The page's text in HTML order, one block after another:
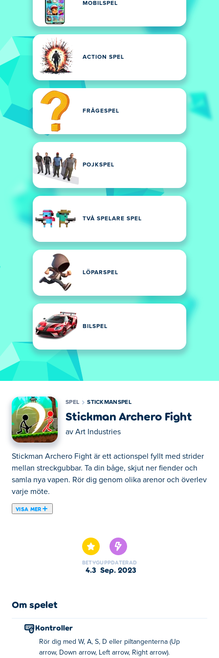
MOBILSPEL
ACTION SPEL
FRÅGESPEL
POJKSPEL
TVÅ SPELARE SPEL
LÖPARSPEL
BILSPEL
SPEL STICKMANSPEL
Stickman Archero Fight
av Art Industries
Stickman Archero Fight är ett actionspel fyllt med strider
mellan streckgubbar. Ta din båge, skjut ner fiender och
samla nya vapen. Rör dig genom olika arenor och överlev
varje möte.
VISA MER
för att erövra dina fiender med ett brett utbud av vapen.
Ta en titt på din omgivning och utnyttja dem på bästa
sätt! Oavsett om du använder svärd, yxor eller pilbågar,
ner dina fiender. Ju fler strider du går igenom, desto
stickman-kamp?
Hur spelar man Stickman Archero Fight?
BETYG
4.3
UPPDATERAD
sep. 2023
Om spelet
Kontroller
Rör dig med W, A, S, D eller piltangenterna (Up
arrow, Down arrow, Left arrow, Right arrow).